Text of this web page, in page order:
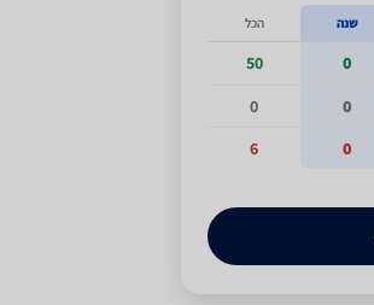
שנה הכל
0
50
0
0
0
6